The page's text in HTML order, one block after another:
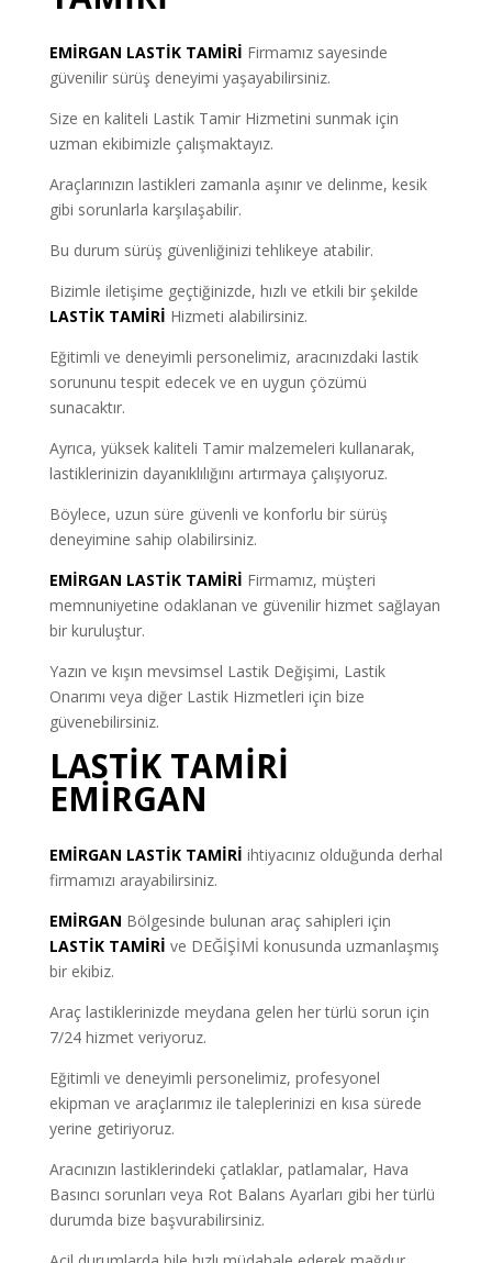
EMİRGAN LASTİK TAMİRİ Firmamız sayesinde
güvenilir sürüş deneyimi yaşayabilirsiniz.
Size en kaliteli Lastik Tamir Hizmetini sunmak için
uzman ekibimizle çalışmaktayız.
Araçlarınızın lastikleri zamanla aşınır ve delinme, kesik
gibi sorunlarla karşılaşabilir.
Bu durum sürüş güvenliğinizi tehlikeye atabilir.
Bizimle iletişime geçtiğinizde, hızlı ve etkili bir şekilde
LASTİK TAMİRİ Hizmeti alabilirsiniz.
Eğitimli ve deneyimli personelimiz, aracınızdaki lastik
sorununu tespit edecek ve en uygun çözümü
sunacaktır.
Ayrıca, yüksek kaliteli Tamir malzemeleri kullanarak,
lastiklerinizin dayanıklılığını artırmaya çalışıyoruz.
Böylece, uzun süre güvenli ve konforlu bir sürüş
deneyimine sahip olabilirsiniz.
EMİRGAN LASTİK TAMİRİ Firmamız, müşteri
memnuniyetine odaklanan ve güvenilir hizmet sağlayan
bir kuruluştur.
Yazın ve kışın mevsimsel Lastik Değişimi, Lastik
Onarımı veya diğer Lastik Hizmetleri için bize
güvenebilirsiniz.
LASTİK TAMİRİ
EMİRGAN
EMİRGAN LASTİK TAMİRİ ihtiyacınız olduğunda derhal
firmamızı arayabilirsiniz.
EMİRGAN Bölgesinde bulunan araç sahipleri için
LASTİK TAMİRİ ve DEĞİŞİMİ konusunda uzmanlaşmış
bir ekibiz.
Araç lastiklerinizde meydana gelen her türlü sorun için
7/24 hizmet veriyoruz.
Eğitimli ve deneyimli personelimiz, profesyonel
ekipman ve araçlarımız ile taleplerinizi en kısa sürede
yerine getiriyoruz.
Aracınızın lastiklerindeki çatlaklar, patlamalar, Hava
Basıncı sorunları veya Rot Balans Ayarları gibi her türlü
durumda bize başvurabilirsiniz.